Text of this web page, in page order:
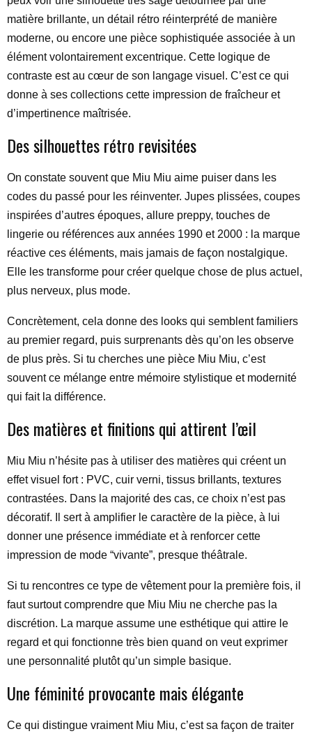
matière brillante, un détail rétro réinterprété de manière
moderne, ou encore une pièce sophistiquée associée à un
élément volontairement excentrique. Cette logique de
contraste est au cœur de son langage visuel. C’est ce qui
donne à ses collections cette impression de fraîcheur et
d’impertinence maîtrisée.
Des silhouettes rétro revisitées
On constate souvent que Miu Miu aime puiser dans les
codes du passé pour les réinventer. Jupes plissées, coupes
inspirées d’autres époques, allure preppy, touches de
lingerie ou références aux années 1990 et 2000 : la marque
réactive ces éléments, mais jamais de façon nostalgique.
Elle les transforme pour créer quelque chose de plus actuel,
plus nerveux, plus mode.
Concrètement, cela donne des looks qui semblent familiers
au premier regard, puis surprenants dès qu’on les observe
de plus près. Si tu cherches une pièce Miu Miu, c’est
souvent ce mélange entre mémoire stylistique et modernité
qui fait la différence.
Des matières et finitions qui attirent l’œil
Miu Miu n’hésite pas à utiliser des matières qui créent un
effet visuel fort : PVC, cuir verni, tissus brillants, textures
contrastées. Dans la majorité des cas, ce choix n’est pas
décoratif. Il sert à amplifier le caractère de la pièce, à lui
donner une présence immédiate et à renforcer cette
impression de mode “vivante”, presque théâtrale.
Si tu rencontres ce type de vêtement pour la première fois, il
faut surtout comprendre que Miu Miu ne cherche pas la
discrétion. La marque assume une esthétique qui attire le
regard et qui fonctionne très bien quand on veut exprimer
une personnalité plutôt qu’un simple basique.
Une féminité provocante mais élégante
Ce qui distingue vraiment Miu Miu, c’est sa façon de traiter